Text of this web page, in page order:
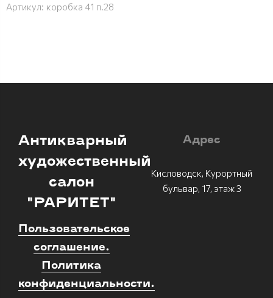
Артикул: коробка 41 п.28
Антикварный
художественный
салон
"РАРИТЕТ"
Пользовательское
соглашение.
Политика
конфиденциальности.
Адрес
Кисловодск, Курортный
бульвар, 17, этаж 3